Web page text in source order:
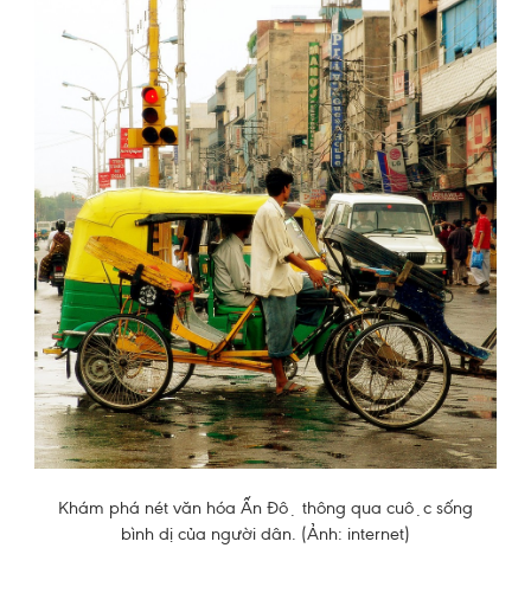
Khám phá nét văn hóa Ấn Độ thông qua cuộc sống
bình dị của người dân. (Ảnh: internet)